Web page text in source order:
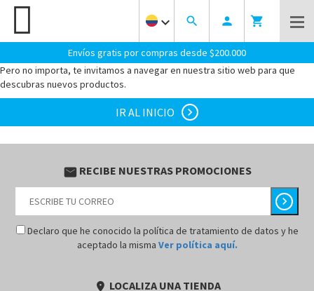
keyboard_arrow_down search person shopping_cart
Envíos gratis por compras desde $200.000
¡OOOPS! PARECE QUE LLEGASTE AL LUGAR EQUIVOCADO.
PAGINA QUE BUSCAS NO EXISTE.
Pero no importa, te invitamos a navegar en nuestra sitio web para que
descubras nuevos productos.
IR AL INICIO chevron_right
email RECIBE NUESTRAS PROMOCIONES
chevron_right
Declaro que he conocido la política de tratamiento de datos y he
aceptado la misma Ver política aquí.
pin_drop LOCALIZA UNA TIENDA